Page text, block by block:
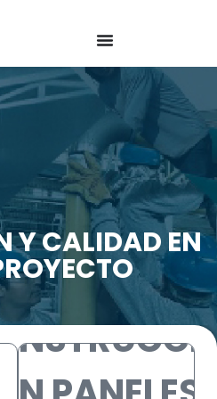
Y CALIDAD EN